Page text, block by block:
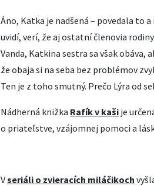
Áno, Katka je nadšená – povedala to
uvidí, verí, že aj ostatní členovia
Vanda, Katkina sestra sa však obáva,
že obaja si na seba bez problémov
Ten je z toho smutný. Prečo Lýra od
Nádherná knižka Rafík v kaši je
o priateľstve, vzájomnej pomoci a
Vseriáli o zvieracích miláčikoch